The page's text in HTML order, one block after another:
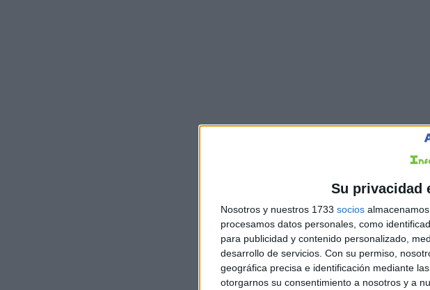
Su privacidad
Nosotros y nuestros 1733 socios
procesamos datos personales, como
para publicidad y contenido personalizado,
desarrollo de servicios. Con su permiso,
geográfica precisa e identificación mediante
otorgarnos su consentimiento a nosotros y a